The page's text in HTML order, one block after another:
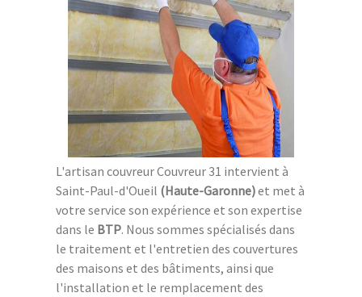
L'artisan couvreur Couvreur 31 intervient à
Saint-Paul-d'Oueil (Haute-Garonne)et met à
votre service son expérience et son expertise
dans le BTP. Nous sommes spécialisés dans
le traitement et l'entretien des couvertures
des maisons et des bâtiments, ainsi que
l'installation et le remplacement des